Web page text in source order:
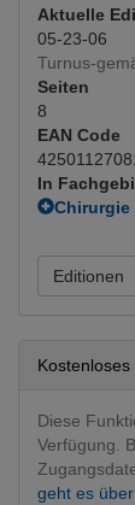
Aktuelle
05-23-06
Turnus-
Seiten
8
EAN Code
In
Chirurgie
Pädiatrie
Editionen
Diese
Verfügung.
geht es